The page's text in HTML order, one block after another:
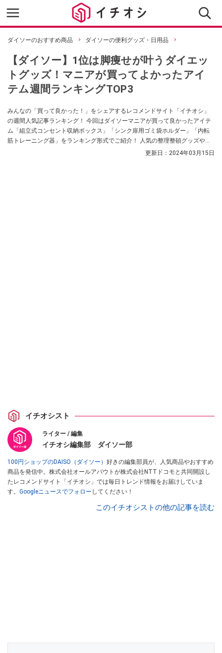
ダイソーのおすすめ商品 ダイソーの便利グッズ・日用品
【ダイソー】1位は脚痩せが叶うダイエッ
トグッズ！マニアが買ってよかったアイ
テム週間ランキングTOP3
みんなの「買って良かった！」をシェアするレコメンドサイト「イチオシ」
の週間人気記事ランキング！ 今回はダイソーマニアが買って良かったアイテ
ム「組立式コンセント収納ボックス」「シンク扉用ゴミ袋ホルダー」「内転
筋トレーニング器」をランキング形式でご紹介！ 人気の整理整頓グッズやエ
クササイズアイテムについてご紹介していますので、ぜひ参考にしてみてく
更新日： 2024年03月15日
イチオシスト
ライター / 編集
イチオシ編集部 ダイソー部
100円ショップのDAISO（ダイソー） 好きの編集部員が、人気商品やおすすめ
商品を発信中。株式会社オールアバウトが株式会社NTTドコモと共同開設し
たレコメンドサイト「イチオシ」では毎日トレンド情報をお届けしていま
す。 Googleニュースでフォロー してください！
このイチオシストの他の記事を読む